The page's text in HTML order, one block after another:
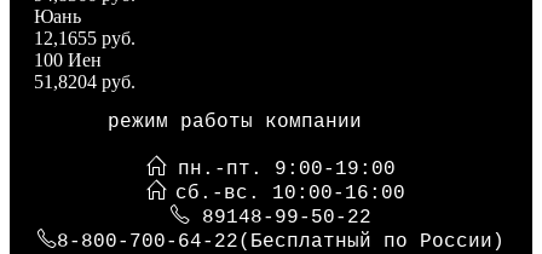
Юань
12,1655 руб.
100 Иен
51,8204 руб.
режим работы компании
пн.-пт. 9:00-19:00
сб.-вс. 10:00-16:00
89148-99-50-22
8-800-700-64-22(Бесплатный по России)